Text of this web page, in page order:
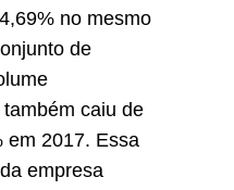
no mesmo
de
caiu de
em 2017. Essa
empresa